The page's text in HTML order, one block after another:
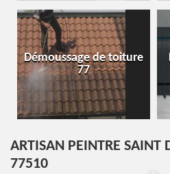
Démoussage de toiture
77
ARTISAN PEINTRE SAINT
77510